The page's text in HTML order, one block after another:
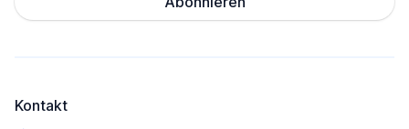
Kontakt